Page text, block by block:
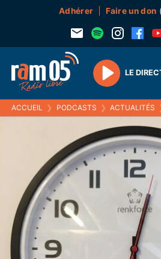
Adhérer Faire un don
Play
LE
ACCUEIL ❯ PODCASTS ❯ ACTUALITÉS